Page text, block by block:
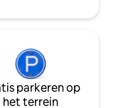
parkeren op
het terrein